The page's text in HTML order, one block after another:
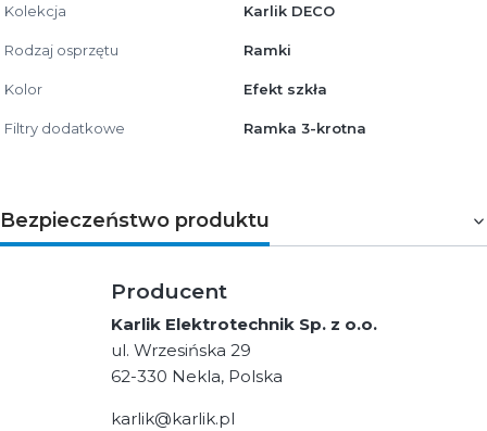
Kolekcja Karlik DECO
Rodzaj osprzętu Ramki
Kolor Efekt szkła
Filtry dodatkowe Ramka 3-krotna
Bezpieczeństwo produktu
Producent
Karlik Elektrotechnik Sp. z o.o.
ul. Wrzesińska 29
62-330 Nekla, Polska
karlik@karlik.pl